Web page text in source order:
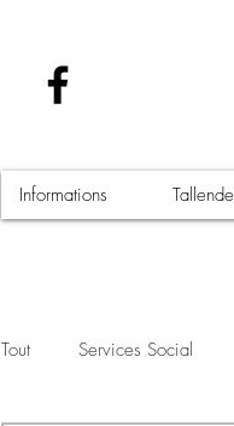
Informations Tallende
Tout Services Social